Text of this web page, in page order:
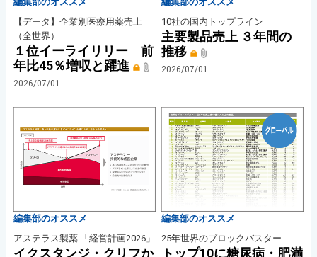
【データ】企業別医療用薬売上
（全世界）
１位イーライリリー 前
年比45％増収と躍進
2026/07/01
10社の国内トップライン
主要製品売上 ３年間の
推移
2026/07/01
編集部のオススメ
アステラス製薬 「経営計画2026」
イクスタンジ・クリフか
編集部のオススメ
25年世界のブロックバスター
トップ10に糖尿病・肥満